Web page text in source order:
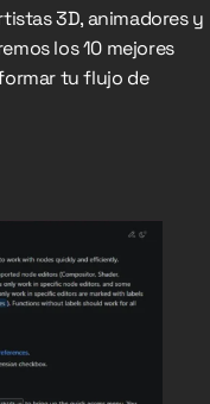
3D, animadores y
los 10 mejores
tu flujo de